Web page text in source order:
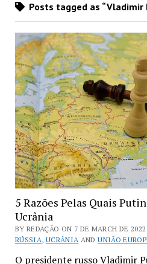
Posts tagged as “Vladimir
5 Razões Pelas Quais
Ucrânia
BY REDAÇÃO ON 7 DE MARCH DE 2022
RÚSSIA, UCRÂNIA ANDUNIÃO
O presidente russo Vladimir